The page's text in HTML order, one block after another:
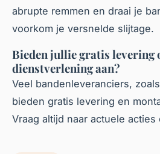
abrupte remmen en draai je
voorkom je versnelde slijtage.
Bieden jullie gratis levering
dienstverlening aan?
Veel bandenleveranciers,
bieden gratis levering en
Vraag altijd naar actuele